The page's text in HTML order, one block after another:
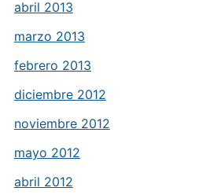
abril 2013
marzo 2013
febrero 2013
diciembre 2012
noviembre 2012
mayo 2012
abril 2012